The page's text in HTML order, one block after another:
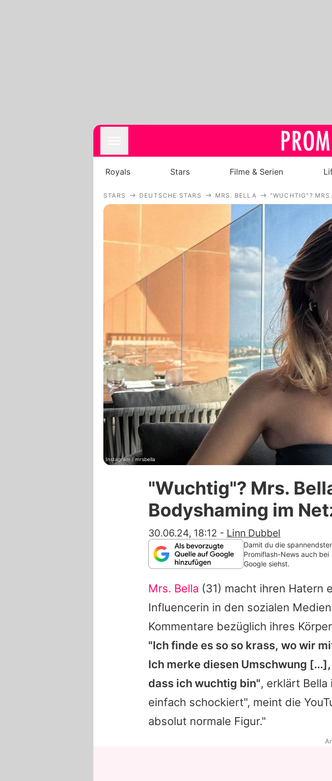
Filme
Alle
App
Utiq
Royals Stars Filme & Serien
STARS DEUTSCHE STARS MRS. BELLA "WUCHTIG"?
Instagram / mrsbella
"Wuchtig"? Mrs.
Bodyshaming im
30.06.24, 18:12 - Linn Dubbel
Damit du die
Promiflash-News auch bei
Google siehst.
Mrs. Bella (31) macht ihren Hatern
Influencerin in den sozialen
Kommentare bezüglich ihres
"Ich finde es so so krass, wo wir
Ich merke diesen Umschwung
dass ich wuchtig bin", erklärt Bella
einfach schockiert", meint die
absolut normale Figur."